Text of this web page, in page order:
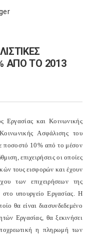
ΑΠΟ ΤΟ 2013
Εργασίας και Κοινωνικής
Ασφάλισης του
ποσοστό 10% από το μέσον
επιχειρήσεις οι οποίες
τους εισφορών και έχουν
των επιχειρήσεων της
στο υπουργείο Εργασίας. Η
θα είναι διασυνδεδεμένο
Εργασίας, θα ξεκινήσει
η πληρωμή των